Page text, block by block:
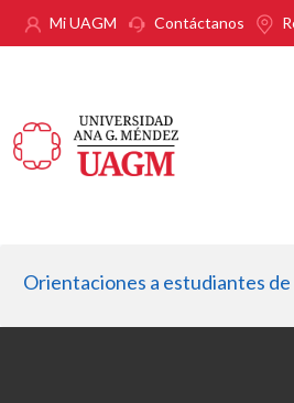
Pasar al contenido principal
Mi UAGM Contáctanos
Orientaciones a estudiantes